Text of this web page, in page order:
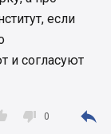
если
и согласуют
 0 